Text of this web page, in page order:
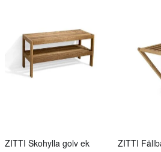
ZITTI Skohylla golv ek ZITTI